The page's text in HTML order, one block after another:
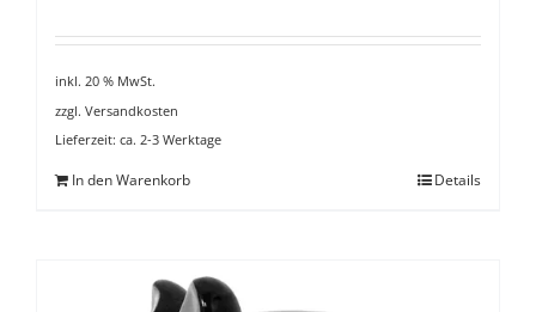
inkl. 20 % MwSt.
zzgl. Versandkosten
Lieferzeit: ca. 2-3 Werktage
In den Warenkorb Details